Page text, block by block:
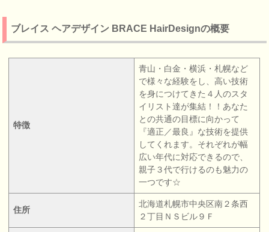
ブレイス ヘアデザイン BRACE HairDesignの概要
特徴
青山・白金・横浜・札幌など
で様々な経験をし、高い技術
を身につけてきた４人のスタ
イリスト達が集結！！あなた
との共通の目標に向かって
『適正／最良』な技術を提供
してくれます。それぞれが幅
広い年代に対応できるので、
親子３代で行けるのも魅力の
一つです☆
住所
北海道札幌市中央区南２条西
２丁目ＮＳビル９Ｆ